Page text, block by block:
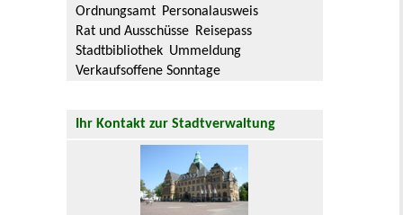
Ordnungsamt Personalausweis
Rat und Ausschüsse Reisepass
Stadtbibliothek Ummeldung
Verkaufsoffene Sonntage
Ihr Kontakt zur Stadtverwaltung